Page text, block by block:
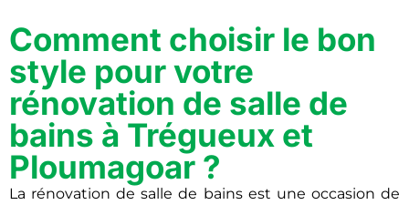
Comment choisir le bon
style pour votre
rénovation de salle de
bains à Trégueux et
Ploumagoar ?
La rénovation de salle de bains est une occasion de